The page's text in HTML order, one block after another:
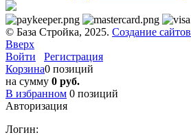
© База Стройка, 2025. Создание сайтов
Вверх
Войти
Регистрация
Корзина0 позиций
на сумму 0 руб.
В избранном 0 позиций
Авторизация
Логин: